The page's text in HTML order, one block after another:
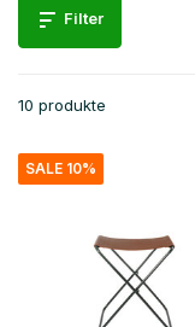
Filter
10 produkte
SALE 10%